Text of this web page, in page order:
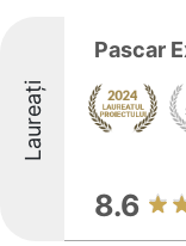
Laureați
Pascar
8.6